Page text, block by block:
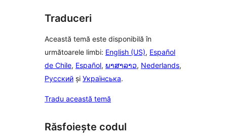
Traduceri
Această temă este disponibilă în
următoarele limbi: English (US), Español
de Chile, Español, ພາສາລາວ, Nederlands,
Русский și Українська.
Tradu această temă
Răsfoiește codul